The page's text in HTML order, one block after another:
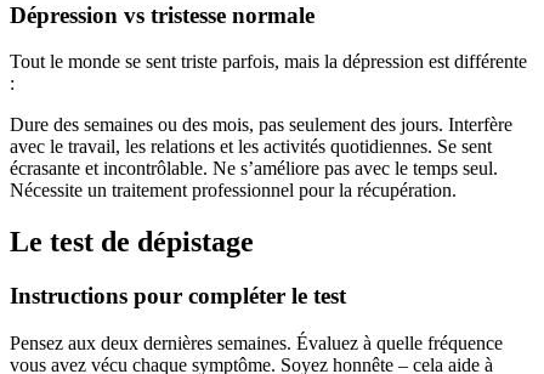
Dépression vs tristesse normale
Tout le monde se sent triste parfois, mais la dépression est différente
:
Dure des semaines ou des mois, pas seulement des jours. Interfère
avec le travail, les relations et les activités quotidiennes. Se sent
écrasante et incontrôlable. Ne s’améliore pas avec le temps seul.
Nécessite un traitement professionnel pour la récupération.
Le test de dépistage
Instructions pour compléter le test
Pensez aux deux dernières semaines. Évaluez à quelle fréquence
vous avez vécu chaque symptôme. Soyez honnête – cela aide à